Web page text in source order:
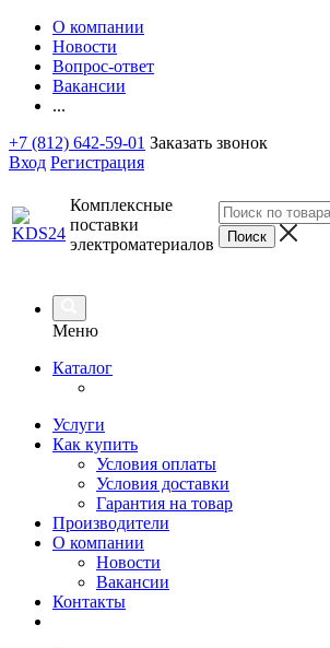
О компании
Новости
Вопрос-ответ
Вакансии
...
+7 (812) 642-59-01 Заказать звонок
Вход Регистрация
Комплексные
поставки
электроматериалов
Меню
Каталог
Услуги
Как купить
Условия оплаты
Условия доставки
Гарантия на товар
Производители
О компании
Новости
Вакансии
Контакты